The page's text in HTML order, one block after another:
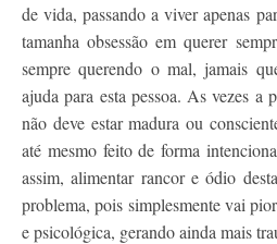
de vida, passando a viver apenas
tamanha obsessão em querer
sempre querendo o mal, jamais
ajuda para esta pessoa. As vezes a
não deve estar madura ou
até mesmo feito de forma
assim, alimentar rancor e ódio
problema, pois simplesmente vai
e psicológica, gerando ainda mais